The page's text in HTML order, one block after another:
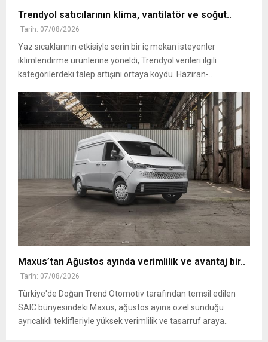
Trendyol satıcılarının klima, vantilatör ‎ve soğut..
Tarih: 07/08/2026
Yaz sıcaklarının etkisiyle serin bir iç mekan isteyenler
iklimlendirme ürünlerine yöneldi, ‎Trendyol verileri ilgili
kategorilerdeki talep artışını ortaya koydu. Haziran-..
Maxus’tan Ağustos ayında verimlilik ve avantaj bir..
Tarih: 07/08/2026
Türkiye'de Doğan Trend Otomotiv tarafından temsil edilen
SAIC bünyesindeki Maxus, ağustos ayına özel sunduğu
ayrıcalıklı teklifleriyle yüksek verimlilik ve tasarruf araya..